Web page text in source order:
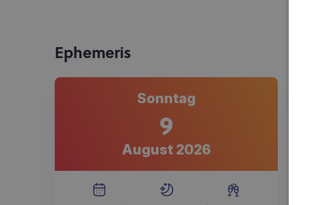
Ephemeris
Sonntag
9
August 2026